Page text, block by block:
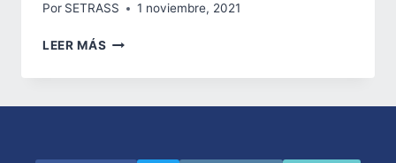
Por SETRASS 1 noviembre, 2021
LEER MÁS SECRETARÍA
TRABAJO